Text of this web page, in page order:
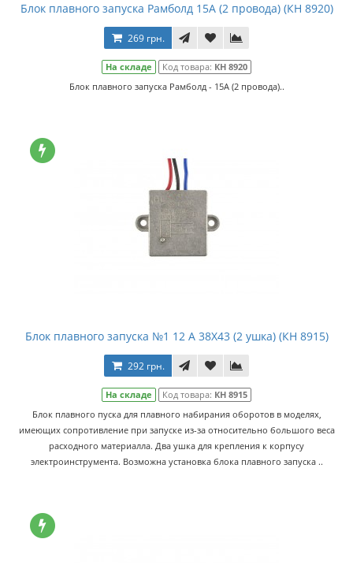
Блок плавного запуска Рамболд 15А (2 провода) (КН 8920)
269 грн.
На складе Код товара: КН 8920
Блок плавного запуска Рамболд - 15А (2 провода)..
Блок плавного запуска №1 12 А 38Х43 (2 ушка) (КН 8915)
292 грн.
На складе Код товара: КН 8915
Блок плавного пуска для плавного набирания оборотов в моделях,
имеющих сопротивление при запуске из-за относительно большого веса
расходного материалла. Два ушка для крепления к корпусу
электроинструмента. Возможна установка блока плавного запуска ..